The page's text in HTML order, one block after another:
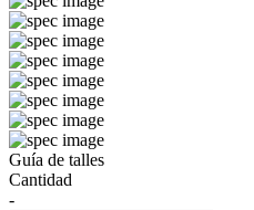
Guía de talles
Cantidad
-